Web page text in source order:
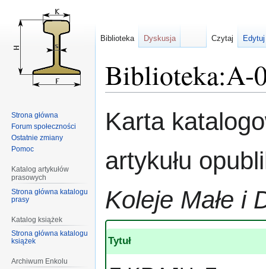
Biblioteka:A-
do
do
Karta
artykułu
Koleje Małe i
Tytuł
Biblioteka Dyskusja Czytaj
Strona główna
Forum społeczności
Ostatnie zmiany
Pomoc
Katalog artykułów
prasowych
Strona główna katalogu
prasy
Katalog książek
Strona główna katalogu
książek
Archiwum Enkolu